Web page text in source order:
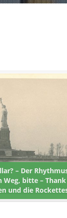
– Der
Weg, bitte – Thank
und die